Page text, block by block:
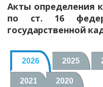
Акты определения
по ст. 16
государственной
2026 2025
2021 2020